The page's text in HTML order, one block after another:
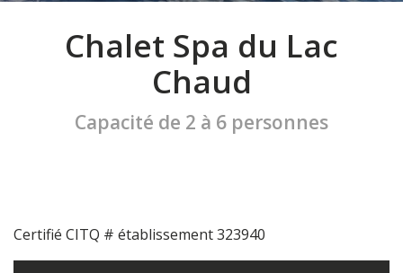
Chalet Spa du Lac
Chaud
Capacité de 2 à 6 personnes
Certifié CITQ # établissement 323940